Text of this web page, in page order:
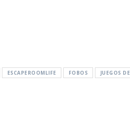
ESCAPEROOMLIFE FOBOS JUEGOS